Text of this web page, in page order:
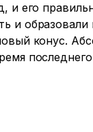
и его
и
конус.